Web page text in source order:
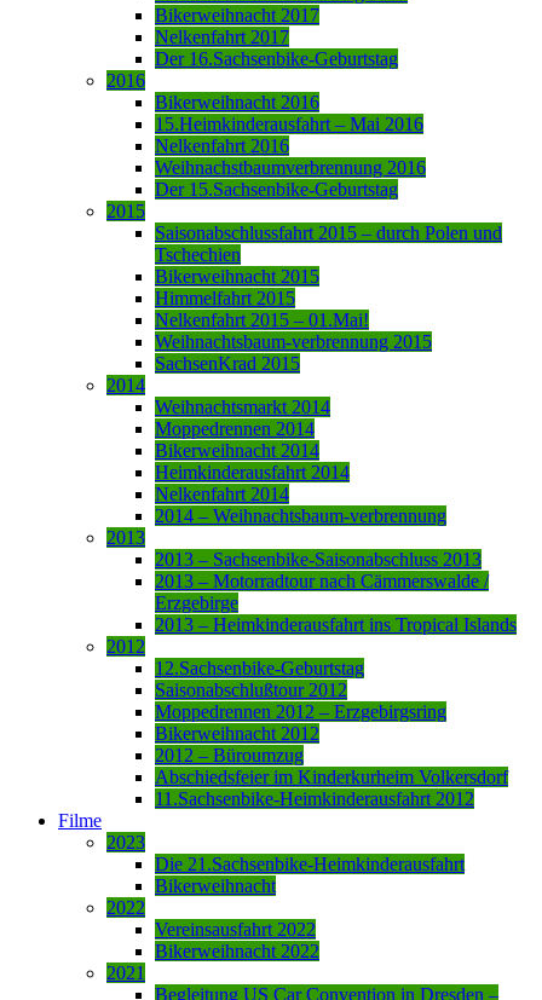
Bikerweihnacht 2017
Nelkenfahrt 2017
Der 16.Sachsenbike-Geburtstag
2016
Bikerweihnacht 2016
15.Heimkinderausfahrt – Mai 2016
Nelkenfahrt 2016
Weihnachstbaumverbrennung 2016
Der 15.Sachsenbike-Geburtstag
2015
Saisonabschlussfahrt 2015 – durch Polen und
Tschechien
Bikerweihnacht 2015
Himmelfahrt 2015
Nelkenfahrt 2015 – 01.Mai!
Weihnachtsbaum-verbrennung 2015
SachsenKrad 2015
2014
Weihnachtsmarkt 2014
Moppedrennen 2014
Bikerweihnacht 2014
Heimkinderausfahrt 2014
Nelkenfahrt 2014
2014 – Weihnachtsbaum-verbrennung
2013
2013 – Sachsenbike-Saisonabschluss 2013
2013 – Motorradtour nach Cämmerswalde /
Erzgebirge
2013 – Heimkinderausfahrt ins Tropical Islands
2012
12.Sachsenbike-Geburtstag
Saisonabschlußtour 2012
Moppedrennen 2012 – Erzgebirgsring
Bikerweihnacht 2012
2012 – Büroumzug
Abschiedsfeier im Kinderkurheim Volkersdorf
11.Sachsenbike-Heimkinderausfahrt 2012
Filme
2023
Die 21.Sachsenbike-Heimkinderausfahrt
Bikerweihnacht
2022
Vereinsausfahrt 2022
Bikerweihnacht 2022
2021
Begleitung US Car Convention in Dresden –